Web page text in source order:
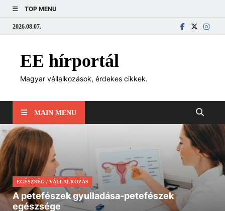
TOP MENU
2026.08.07.
EE hírportál
Magyar vállalkozások, érdekes cikkek.
MAIN MENU
EGÉSZSÉG / VÁLLALKOZÁS
A petefészek gyulladása-petefészek
egészsége